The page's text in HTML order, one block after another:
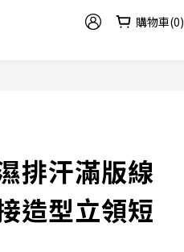
購物車(0)
排汗滿版線
造型立領短